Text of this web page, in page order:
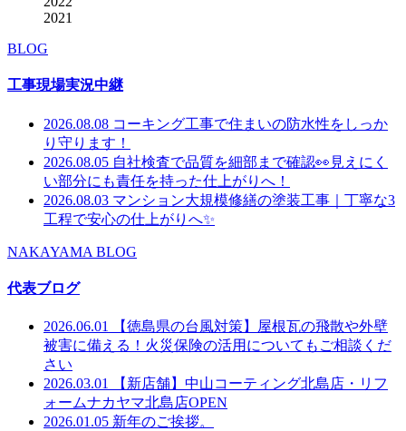
2021
BLOG
工事現場実況中継
2026.08.08 コーキング工事で住まいの防水性をしっか
り守ります！
2026.08.05 自社検査で品質を細部まで確認👀見えにく
い部分にも責任を持った仕上がりへ！
2026.08.03 マンション大規模修繕の塗装工事｜丁寧な3
工程で安心の仕上がりへ✨
NAKAYAMA BLOG
代表ブログ
2026.06.01
【徳島県の台風対策】屋根瓦の飛散や外壁
被害に備える！火災保険の活用についてもご相談くだ
さい
2026.03.01
【新店舗】中山コーティング北島店・リフ
ォームナカヤマ北島店OPEN
2026.01.05 新年のご挨拶。